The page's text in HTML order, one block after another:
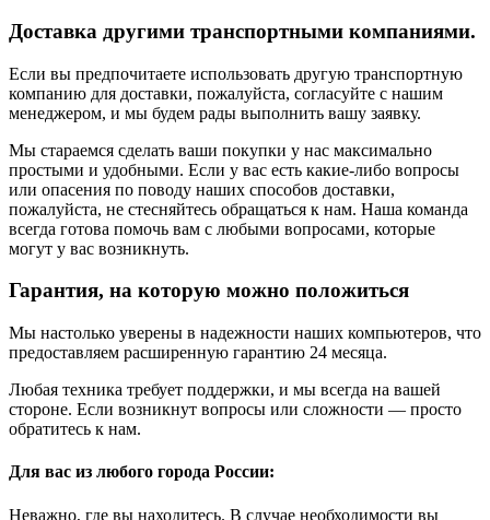
Доставка другими транспортными компаниями.
Если вы предпочитаете использовать другую транспортную
компанию для доставки, пожалуйста, согласуйте с нашим
менеджером, и мы будем рады выполнить вашу заявку.
Мы стараемся сделать ваши покупки у нас максимально
простыми и удобными. Если у вас есть какие-либо вопросы
или опасения по поводу наших способов доставки,
пожалуйста, не стесняйтесь обращаться к нам. Наша команда
всегда готова помочь вам с любыми вопросами, которые
могут у вас возникнуть.
Гарантия, на которую можно положиться
Мы настолько уверены в надежности наших компьютеров, что
предоставляем расширенную гарантию 24 месяца.
Любая техника требует поддержки, и мы всегда на вашей
стороне. Если возникнут вопросы или сложности — просто
обратитесь к нам.
Для вас из любого города России:
Неважно, где вы находитесь. В случае необходимости вы